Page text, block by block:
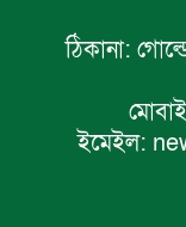
ঠিকানা:
ইমেইল: